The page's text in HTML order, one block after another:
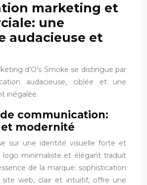
marketing et
une
audacieuse et
d’O’s Smoke se distingue par
audacieuse, ciblée et une
inégalée.
communication:
modernité
sur une identité visuelle forte et
logo minimaliste et élégant traduit
de la marque: sophistication
site web, clair et intuitif, offre une